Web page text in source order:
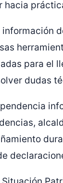
hacia
para el
dudas